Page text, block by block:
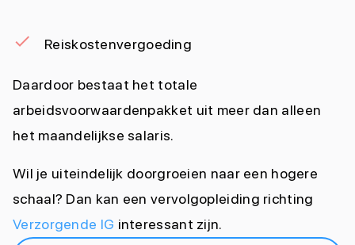
Reiskostenvergoeding
Daardoor bestaat het totale
arbeidsvoorwaardenpakket uit meer dan alleen
het maandelijkse salaris.
Wil je uiteindelijk doorgroeien naar een hogere
schaal? Dan kan een vervolgopleiding richting
Verzorgende IG interessant zijn.